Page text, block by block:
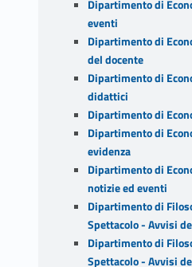
Dipartimento di
eventi
Dipartimento di
del docente
Dipartimento di
didattici
Dipartimento di
Dipartimento di
evidenza
Dipartimento di
notizie ed eventi
Dipartimento di
Spettacolo - Avvisi
Dipartimento di
Spettacolo - Avvisi